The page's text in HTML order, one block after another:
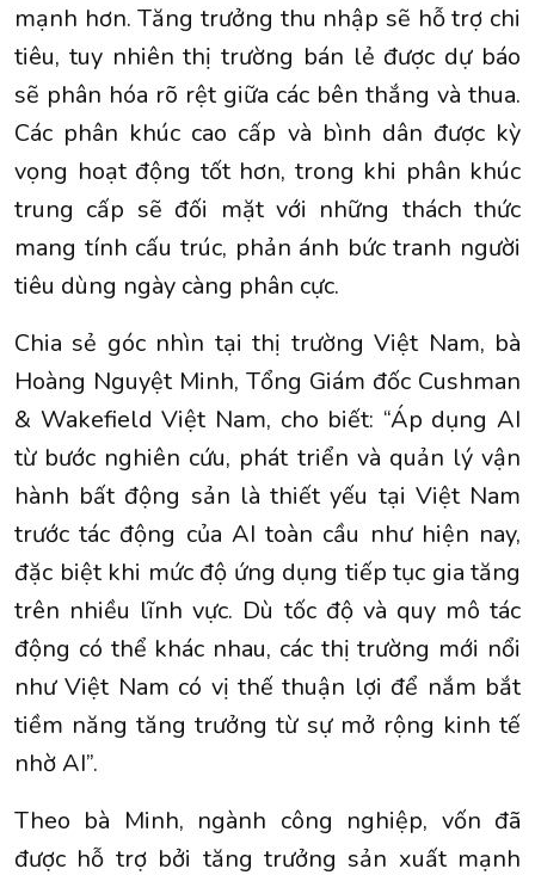
mạnh hơn. Tăng trưởng thu nhập sẽ hỗ trợ chi
tiêu, tuy nhiên thị trường bán lẻ được dự báo
sẽ phân hóa rõ rệt giữa các bên thắng và thua.
Các phân khúc cao cấp và bình dân được kỳ
vọng hoạt động tốt hơn, trong khi phân khúc
trung cấp sẽ đối mặt với những thách thức
mang tính cấu trúc, phản ánh bức tranh người
tiêu dùng ngày càng phân cực.
Chia sẻ góc nhìn tại thị trường Việt Nam, bà
Hoàng Nguyệt Minh, Tổng Giám đốc Cushman
& Wakefield Việt Nam, cho biết: “Áp dụng AI
từ bước nghiên cứu, phát triển và quản lý vận
hành bất động sản là thiết yếu tại Việt Nam
trước tác động của AI toàn cầu như hiện nay,
đặc biệt khi mức độ ứng dụng tiếp tục gia tăng
trên nhiều lĩnh vực. Dù tốc độ và quy mô tác
động có thể khác nhau, các thị trường mới nổi
như Việt Nam có vị thế thuận lợi để nắm bắt
tiềm năng tăng trưởng từ sự mở rộng kinh tế
nhờ AI”.
Theo bà Minh, ngành công nghiệp, vốn đã
được hỗ trợ bởi tăng trưởng sản xuất mạnh